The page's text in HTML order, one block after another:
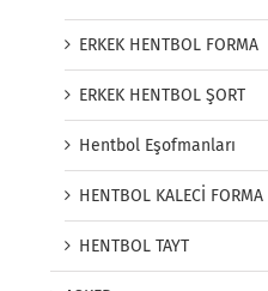
ERKEK HENTBOL FORMA
ERKEK HENTBOL ŞORT
Hentbol Eşofmanları
HENTBOL KALECİ FORMA
HENTBOL TAYT